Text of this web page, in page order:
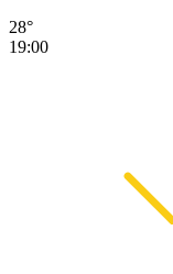
28°
19:00